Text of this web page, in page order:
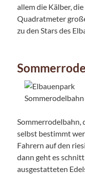
allem die Kälber,
Quadratmeter
zu den Stars des
Sommerrodelbahn,
selbst bestimmt
Fahrern auf den
dann geht es
ausgestatteten